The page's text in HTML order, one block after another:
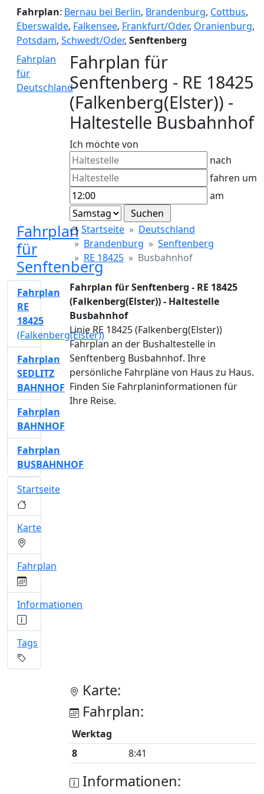
Fahrplan: Bernau bei Berlin, Brandenburg, Cottbus,
Eberswalde, Falkensee, Frankfurt/Oder, Oranienburg,
Potsdam, Schwedt/Oder, Senftenberg
Fahrplan
für
Deutschland
Fahrplan für
Senftenberg - RE 18425
(Falkenberg(Elster)) -
Haltestelle Busbahnhof
Ich möchte von
nach
fahren um
am
Fahrplan
für
Senftenberg
Startseite
Deutschland
Brandenburg
Senftenberg
RE 18425
Busbahnhof
Fahrplan für Senftenberg - RE 18425
(Falkenberg(Elster)) - Haltestelle
Busbahnhof
Linie RE 18425 (Falkenberg(Elster))
Fahrplan an der Bushaltestelle in
Senftenberg Busbahnhof. Ihre
persönliche Fahrpläne von Haus zu Haus.
Finden Sie Fahrplaninformationen für
Ihre Reise.
Karte:
Fahrplan:
Werktag
8
8:41
Informationen:
Fahrplan
RE
18425
(Falkenberg(Elster))
Fahrplan
SEDLITZ
BAHNHOF
Fahrplan
BAHNHOF
Fahrplan
BUSBAHNHOF
Startseite
Karte
Fahrplan
Informationen
Tags